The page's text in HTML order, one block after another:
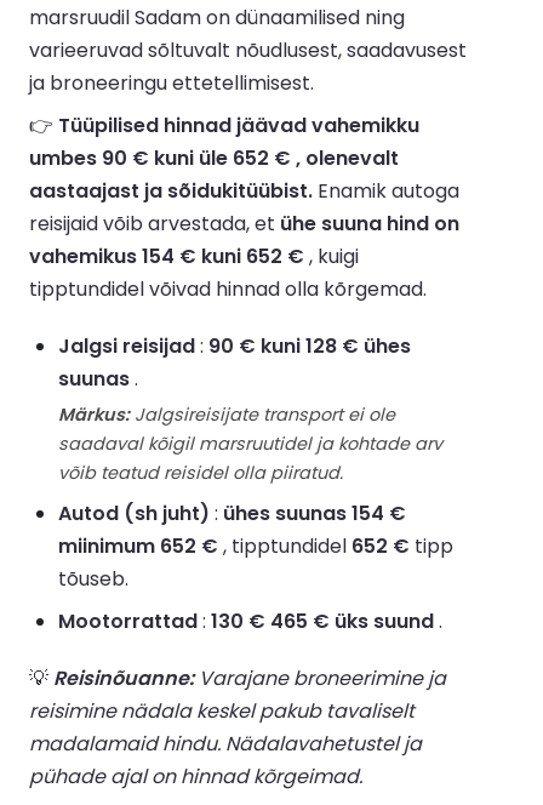
marsruudil Sadam on dünaamilised ning
varieeruvad sõltuvalt nõudlusest, saadavusest
ja broneeringu ettetellimisest.
👉 Tüüpilised hinnad jäävad vahemikku
umbes 90 € kuni üle 652 € , olenevalt
aastaajast ja sõidukitüübist. Enamik autoga
reisijaid võib arvestada, et ühe suuna hind on
vahemikus 154 € kuni 652 € , kuigi
tipptundidel võivad hinnad olla kõrgemad.
Jalgsi reisijad: 90 € kuni 128 € ühes
suunas.
Märkus:Jalgsireisijate transport ei ole
saadaval kõigil marsruutidel ja kohtade arv
võib teatud reisidel olla piiratud.
Autod (sh juht) : ühes suunas 154 €
miinimum 652 € , tipptundidel 652 € tipp
tõuseb.
Mootorrattad: 130 € 465 € üks suund.
💡 Reisinõuanne:Varajane broneerimine ja
reisimine nädala keskel pakub tavaliselt
madalamaid hindu. Nädalavahetustel ja
pühade ajal on hinnad kõrgeimad.